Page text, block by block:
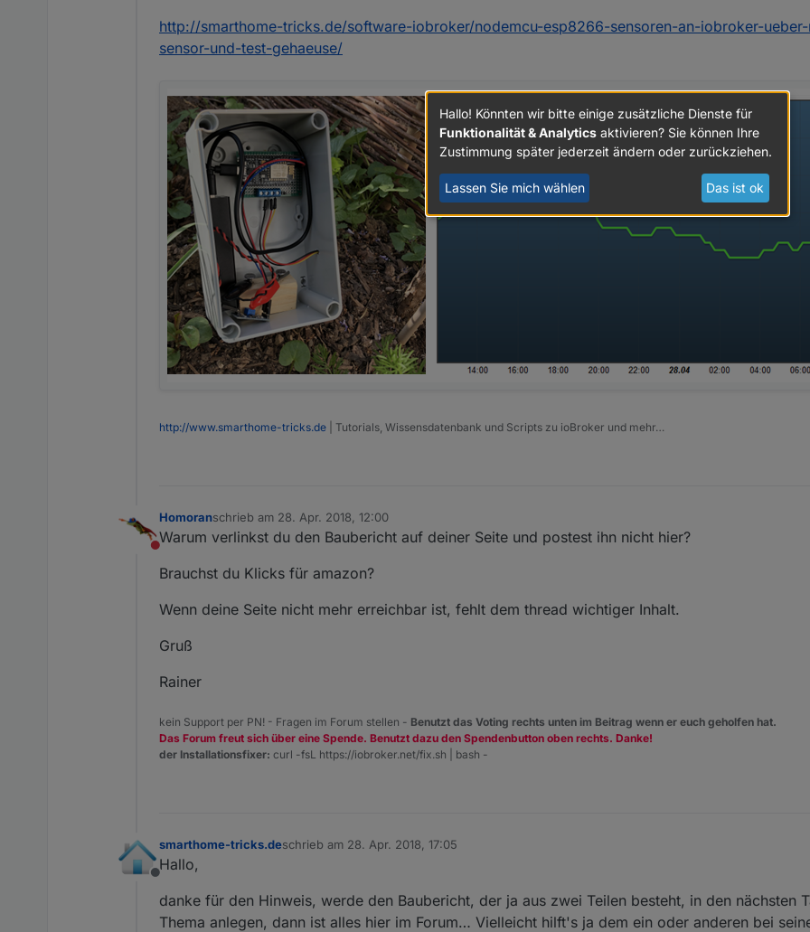
http://smarthome-tricks.de/software-iobroker/nodemcu-esp8266-sensoren-an-iobroker-
sensor-und-test-gehaeuse/
http://www.smarthome-tricks.de | Tutorials, Wissensdatenbank und Scripts zu ioBroker und mehr…
Nicht stören
Homoranschrieb am 28. Apr. 2018, 12:00
zuletzt editiert von
Warum verlinkst du den Baubericht auf deiner Seite und postest ihn nicht hier?
Brauchst du Klicks für amazon?
Wenn deine Seite nicht mehr erreichbar ist, fehlt dem thread wichtiger Inhalt.
Gruß
Rainer
kein Support per PN! - Fragen im Forum stellen - Benutzt das Voting rechts unten im Beitrag wenn er euch geholfen hat.
Das Forum freut sich über eine Spende. Benutzt dazu den Spendenbutton oben rechts. Danke!
der Installationsfixer: curl -fsL https://iobroker.net/fix.sh | bash -
Offline
smarthome-tricks.deschrieb am 28. Apr. 2018, 17:05
zuletzt editiert von
Hallo,
danke für den Hinweis, werde den Baubericht, der ja aus zwei Teilen besteht, in den nächsten
Thema anlegen, dann ist alles hier im Forum… Vielleicht hilft's ja dem ein oder anderen bei
Hallo! Könnten wir bitte einige zusätzliche Dienste für
Funktionalität & Analytics aktivieren? Sie können Ihre
Zustimmung später jederzeit ändern oder zurückziehen.
Lassen Sie mich wählen Das ist ok